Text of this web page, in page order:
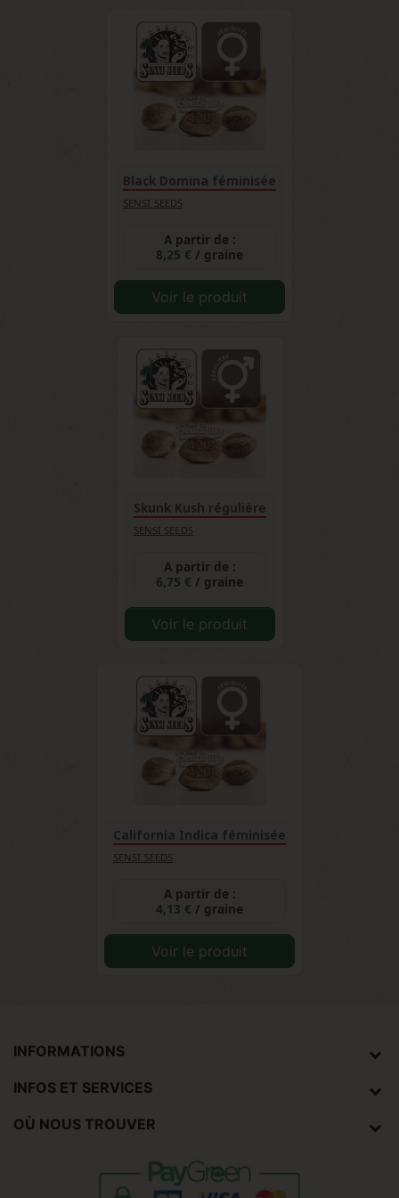
Black Domina féminisée
SENSI SEEDS
A partir de :
8,25 € / graine
Voir le produit
Skunk Kush régulière
SENSI SEEDS
A partir de :
6,75 € / graine
Voir le produit
California Indica féminisée
SENSI SEEDS
A partir de :
4,13 € / graine
Voir le produit
INFORMATIONS
INFOS ET SERVICES
OÙ NOUS TROUVER